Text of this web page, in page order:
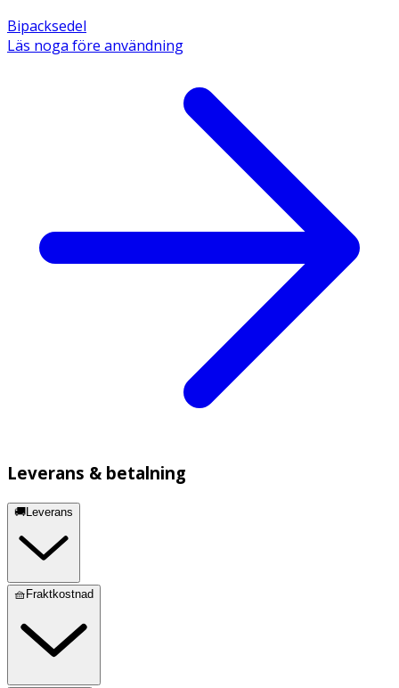
Bipacksedel
Läs noga före användning
Leverans & betalning
🚚Leverans
🧺Fraktkostnad